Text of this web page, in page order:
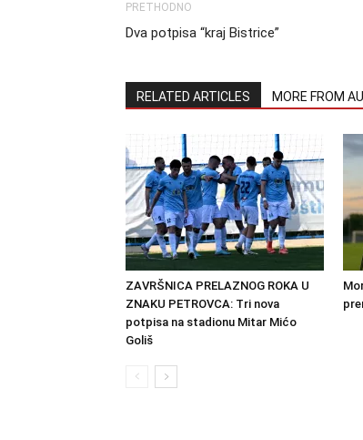
PRETHODNO
Dva potpisa “kraj Bistrice”
RELATED ARTICLES MORE FROM
ZAVRŠNICA PRELAZNOG ROKA U
ZNAKU PETROVCA: Tri nova
potpisa na stadionu Mitar Mićo
Goliš